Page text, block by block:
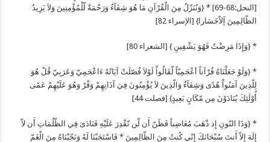
[النحل:68-69] * {وَنُنَزّلُ مِنَ الْقُرْآنِ مَا هُوَ شِفَآءٌ وَرَحْمَةٌ لّلْمُؤْمِنِينَ وَلاَ يَزِيدُ
الظّالِمِينَ إَلاّخَسَارا} [الإسراء 82]
* {وَإِذَا مَرِضْتُ فَهُوَ يَشْفِينِ } [الشعراء 80]
* {وَلَوْ جَعَلْنَاهُ قُرْآناً أعْجَمِيّاً لّقَالُواْ لَوْلاَ فُصّلَتْ آيَاتُهُ ءَاعْجَمِيّ وَعَرَبِيّ قُلْ هُوَ
لِلّذِينَ آمَنُواْ هُدًى وَشِفَآءٌ وَالّذِينَ لاَ يُؤْمِنُونَ فِيَ آذَانِهِمْ وَقْرٌ وَهُوَ عَلَيْهِمْ عَمًى
أُوْلَئِكَ يُنَادَوْنَ مِن مّكَانٍ بَعِيدٍ} [فصلت 44]
* {وَذَا النّونِ إِذ ذّهَبَ مُغَاضِباً فَظَنّ أَن لّن نّقْدِرَ عَلَيْهِ فَنَادَىَ فِي الظّلُمَاتِ أَن لاّ
إِلَهَ إِلاّ أَنتَ سُبْحَانَكَ إِنّي كُنتُ مِنَ الظّالِمِينَ * فَاسْتَجَبْنَا لَهُ وَنَجّيْنَاهُ مِنَ الْغَمّ